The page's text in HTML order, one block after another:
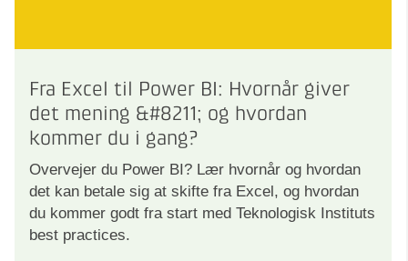
Fra Excel til Power BI: Hvornår giver
det mening &#8211; og hvordan
kommer du i gang?
Overvejer du Power BI? Lær hvornår og hvordan
det kan betale sig at skifte fra Excel, og hvordan
du kommer godt fra start med Teknologisk Instituts
best practices.